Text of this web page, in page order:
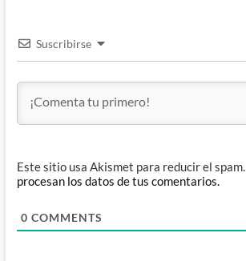
Suscribirse
Este sitio usa Akismet para reducir el spam.
procesan los datos de tus comentarios.
0 COMMENTS